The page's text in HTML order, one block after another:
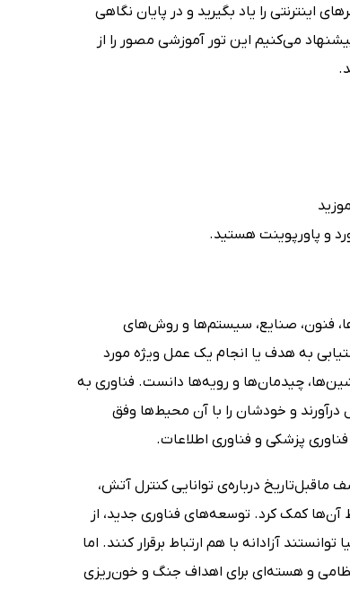
اینترنتی را یاد بگیرید و در پایان نگاهی
می‌کنیم این تور آموزشی مصور را از
ورد و پاورپوینت هستید.
فنون، صنایع، سیستم‌ها و روش‌های
به هدف یا انجام یک عمل ویژه مورد
چیدمان‌ها و رویه‌ها دانست. فناوری به
و خودشان را با آن محیط‌ها وفق
پزشکی و فناوری اطلاعات.
ماقبل‌تاریخ درباره‌ی توانایی کنترل آتش،
آن‌ها کمک کرد. توسعه‌های فناوری جدید، از
آزادانه با هم ارتباط برقرار کنند. اما
و هسته‌ای برای اهداف جنگ و خون‌ریزی